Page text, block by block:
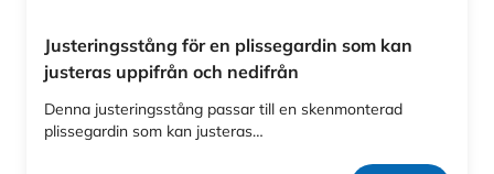
Justeringsstång för en plissegardin som kan
justeras uppifrån och nedifrån
Denna justeringsstång passar till en skenmonterad
plissegardin som kan justeras…